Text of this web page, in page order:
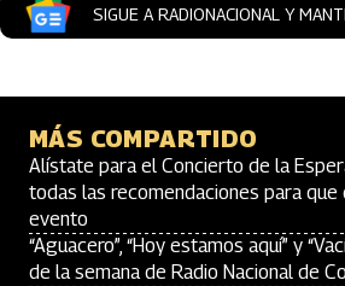
SIGUE A RADIONACIONAL Y
MÁS COMPARTIDO
Alístate para el Concierto de la
todas las recomendaciones para
evento
“Aguacero”, “Hoy estamos aquí” y
de la semana de Radio Nacional de